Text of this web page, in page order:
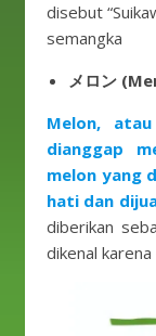
disebut
semangka
メロン
Melon,
dianggap
melon yang
hati dan
diberikan
dikenal